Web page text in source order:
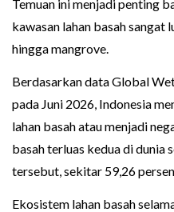
Temuan ini menjadi penting
kawasan lahan basah sangat
hingga mangrove.
Berdasarkan data Global
pada Juni 2026, Indonesia
lahan basah atau menjadi
basah terluas kedua di dunia
tersebut, sekitar 59,26
Ekosistem lahan basah